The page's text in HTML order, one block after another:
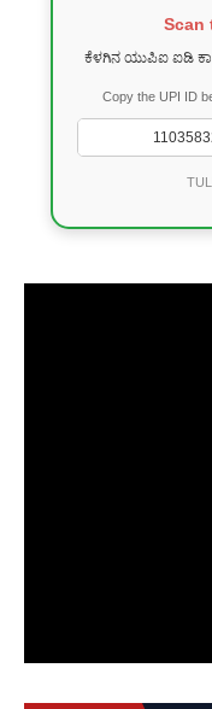
Scan
ಕೆಳಗಿನ ಯುಪಿಐ ಐಡಿ
Copy the UPI ID